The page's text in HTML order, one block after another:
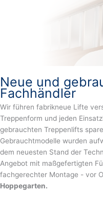
Neue und
Fachhändler
Wir führen fabrikneue Lifte
Treppenform und jeden
gebrauchten Treppenlifts
Gebrauchtmodelle wurden
dem neuesten Stand der
Angebot mit maßgefertigten
fachgerechter Montage - vor
Hoppegarten.